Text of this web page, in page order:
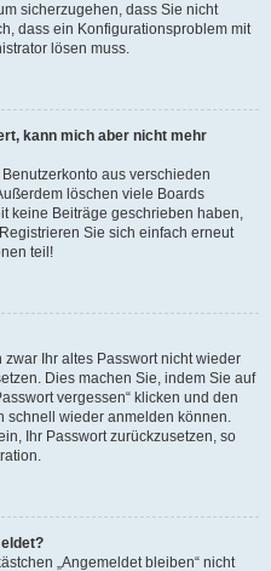
sicherzugehen, dass Sie nicht
dass ein Konfigurationsproblem mit
lösen muss.
kann mich aber nicht mehr
aus verschieden
löschen viele Boards
keine Beiträge geschrieben haben,
Sie sich einfach erneut
teil!
Ihr altes Passwort nicht wieder
Dies machen Sie, indem Sie auf
vergessen“ klicken und den
schnell wieder anmelden können.
Ihr Passwort zurückzusetzen, so
„Angemeldet bleiben“ nicht